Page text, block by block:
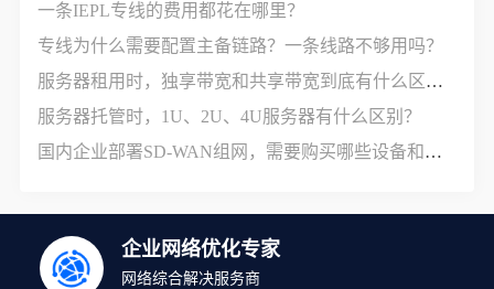
一条IEPL专线的费用都花在哪里？
专线为什么需要配置主备链路？一条线路不够用吗？
服务器租用时，独享带宽和共享带宽到底有什么区别？
服务器托管时，1U、2U、4U服务器有什么区别？
国内企业部署SD-WAN组网，需要购买哪些设备和服务？
企业网络优化专家
网络综合解决服务商